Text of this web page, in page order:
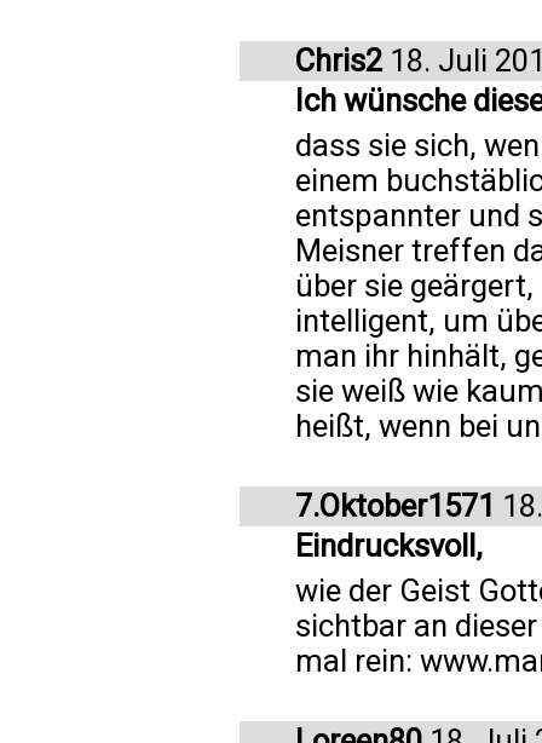
Chris2 18. Juli
Ich wünsche
dass sie sich,
einem
entspannter und
Meisner treffen
über sie
intelligent, um
man ihr hinhält,
sie weiß wie
heißt, wenn bei
7.Oktober1571
Eindrucksvoll,
wie der Geist
sichtbar an
mal rein: